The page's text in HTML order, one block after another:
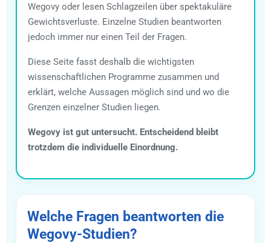
Wegovy oder lesen Schlagzeilen über spektakuläre
Gewichtsverluste. Einzelne Studien beantworten
jedoch immer nur einen Teil der Fragen.
Diese Seite fasst deshalb die wichtigsten
wissenschaftlichen Programme zusammen und
erklärt, welche Aussagen möglich sind und wo die
Grenzen einzelner Studien liegen.
Wegovy ist gut untersucht. Entscheidend bleibt
trotzdem die individuelle Einordnung.
Welche Fragen beantworten die
Wegovy-Studien?